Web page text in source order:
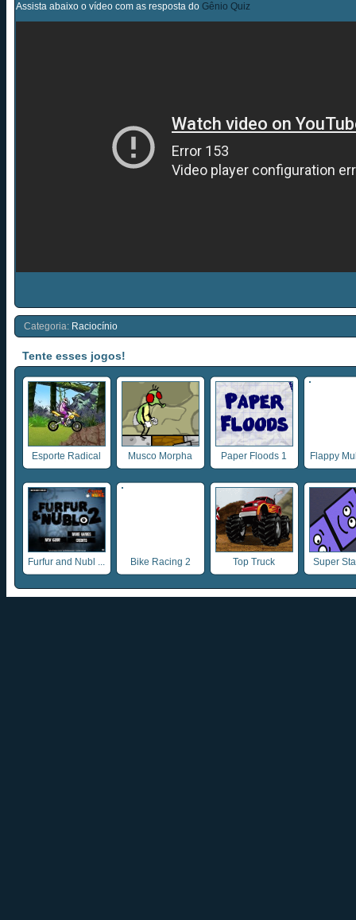
Assista abaixo o vídeo com as resposta do Gênio Quiz
Categoria: Raciocínio
Tente esses jogos!
Esporte Radical Musco Morpha Paper Floods 1 Flappy
Furfur and Nubl ... Bike Racing 2 Top Truck Super